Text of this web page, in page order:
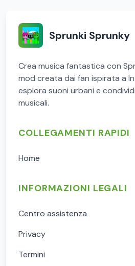
Sprunki Sprunky
Crea musica fantastica con
mod creata dai fan ispirata a
esplora suoni urbani e
musicali.
COLLEGAMENTI RAPIDI
Home
INFORMAZIONI LEGALI
Centro assistenza
Privacy
Termini